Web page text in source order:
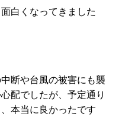
白くなってきました
断や台風の被害にも襲
配でしたが、予定通り
本当に良かったです